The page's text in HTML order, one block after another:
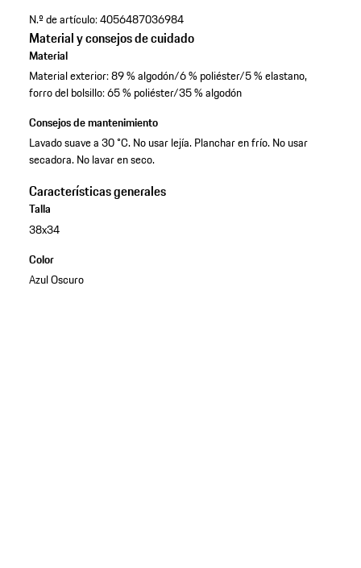
N.º de artículo:4056487036984
Material y consejos de cuidado
Material
Material exterior: 89 % algodón/6 % poliéster/5 % elastano,
forro del bolsillo: 65 % poliéster/35 % algodón
Consejos de mantenimiento
Lavado suave a 30 °C. No usar lejía. Planchar en frío. No usar
secadora. No lavar en seco.
Características generales
Talla
38x34
Color
Azul Oscuro